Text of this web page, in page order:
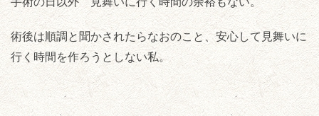
術後は順調と聞かされたらなおのこと、安心して見舞いに
行く時間を作ろうとしない私。